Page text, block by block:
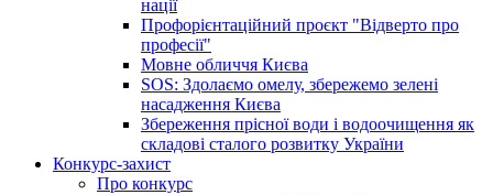
нації
Профорієнтаційний проєкт "Відверто про
професії"
Мовне обличчя Києва
SOS: Здолаємо омелу, збережемо зелені
насадження Києва
Збереження прісної води і водоочищення як
складові сталого розвитку України
Конкурс-захист
Про конкурс